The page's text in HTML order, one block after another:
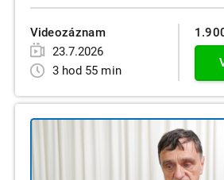
Videozáznam
23.7.2026
3 hod 55 min